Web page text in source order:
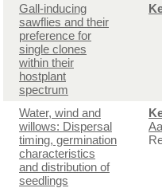
Gall-inducing
sawflies and their
preference for
single clones
within their
hostplant
spectrum
Water, wind and
willows: Dispersal
timing, germination
characteristics
and distribution of
seedlings